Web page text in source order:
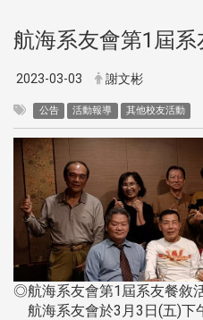
航海系友會第1屆
2023-03-03 謝文彬
公告 活動報導 其他校友活動
◎航海系友會第1屆系友餐敘
航海系友會於3月3日(五)下